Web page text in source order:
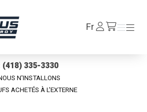
FrSe
connecter/fr/cart
Menu
Menu
335-3330
N'INSTALLONS
ACHETÉS À L'EXTERNE